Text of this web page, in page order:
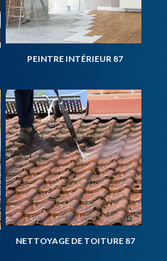
PEINTRE INTÉRIEUR 87
NETTOYAGE DE TOITURE 87